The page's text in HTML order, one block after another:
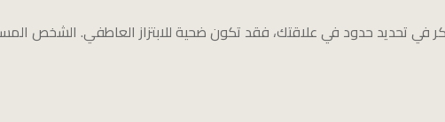
في تحديد حدود في علاقتك، فقد تكون ضحية للابتزاز العاطفي. الشخص